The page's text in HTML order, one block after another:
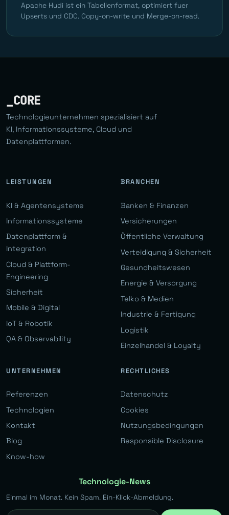
Apache Hudi ist ein Tabellenformat, optimiert fuer
Upserts und CDC. Copy-on-write und Merge-on-read.
_CORE
Technologieunternehmen spezialisiert auf
KI, Informationssysteme, Cloud und
Datenplattformen.
LEISTUNGEN
KI & Agentensysteme
Informationssysteme
Datenplattform &
Integration
Cloud & Plattform-
Engineering
Sicherheit
Mobile & Digital
IoT & Robotik
QA & Observability
BRANCHEN
Banken & Finanzen
Versicherungen
Öffentliche Verwaltung
Verteidigung & Sicherheit
Gesundheitswesen
Energie & Versorgung
Telko & Medien
Industrie & Fertigung
Logistik
Einzelhandel & Loyalty
UNTERNEHMEN
Referenzen
Technologien
Kontakt
Blog
Know-how
RECHTLICHES
Datenschutz
Cookies
Nutzungsbedingungen
Responsible Disclosure
Technologie-News
Einmal im Monat. Kein Spam. Ein-Klick-Abmeldung.